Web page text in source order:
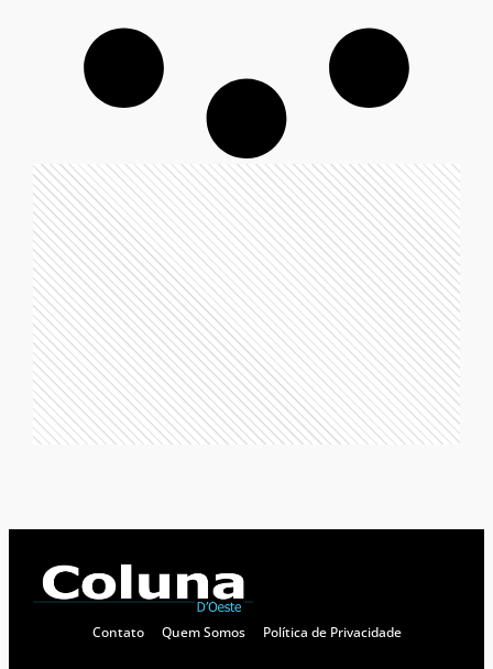
Contato Quem Somos Política de Privacidade